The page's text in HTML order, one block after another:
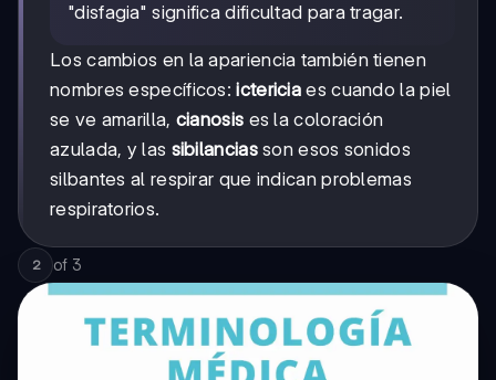
"disfagia" significa dificultad para tragar.
Los cambios en la apariencia también tienen
nombres específicos:ictericia es cuando la piel
se ve amarilla, cianosis es la coloración
azulada, y las sibilanciasson esos sonidos
silbantes al respirar que indican problemas
respiratorios.
2 of 3